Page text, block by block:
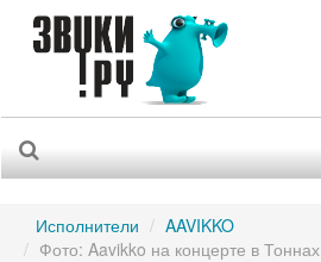
Исполнители
AAVIKKO
Фото: Aavikko на концерте в Тоннах